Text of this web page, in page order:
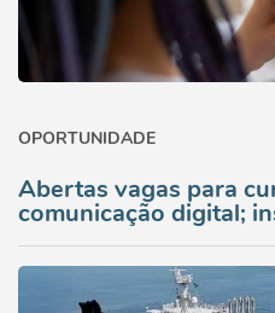
OPORTUNIDADE
Abertas vagas para
comunicação digital;